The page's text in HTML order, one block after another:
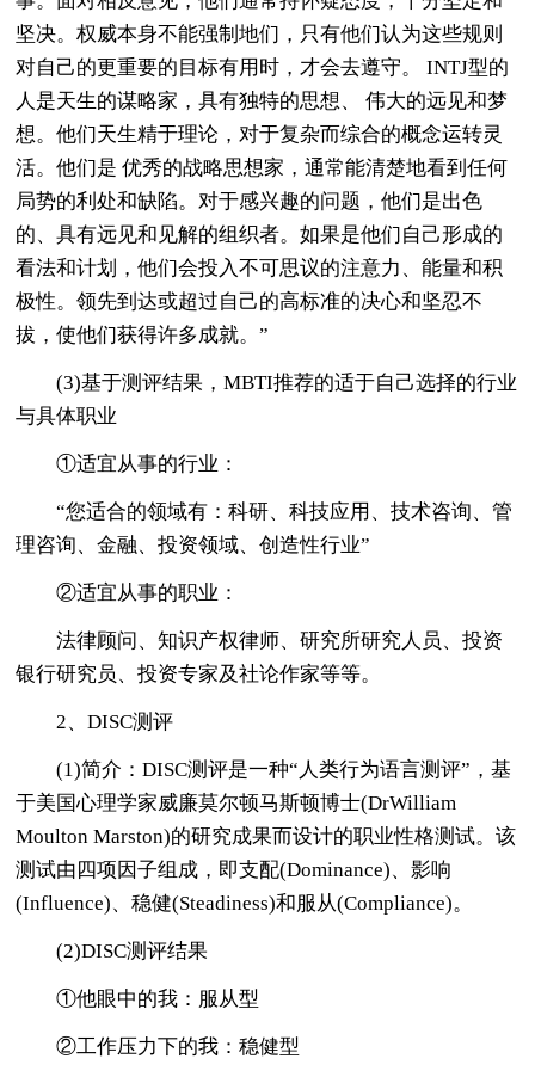
坚决。权威本身不能强制地们，只有他们认为这些规则
对自己的更重要的目标有用时，才会去遵守。 INTJ型的
人是天生的谋略家，具有独特的思想、 伟大的远见和梦
想。他们天生精于理论，对于复杂而综合的概念运转灵
活。他们是 优秀的战略思想家，通常能清楚地看到任何
局势的利处和缺陷。对于感兴趣的问题，他们是出色
的、具有远见和见解的组织者。如果是他们自己形成的
看法和计划，他们会投入不可思议的注意力、能量和积
极性。领先到达或超过自己的高标准的决心和坚忍不
拔，使他们获得许多成就。”
(3)基于测评结果，MBTI推荐的适于自己选择的行业
与具体职业
①适宜从事的行业：
“您适合的领域有：科研、科技应用、技术咨询、管
理咨询、金融、投资领域、创造性行业”
②适宜从事的职业：
法律顾问、知识产权律师、研究所研究人员、投资
银行研究员、投资专家及社论作家等等。
2、DISC测评
(1)简介：DISC测评是一种“人类行为语言测评”，基
于美国心理学家威廉莫尔顿马斯顿博士(DrWilliam
Moulton Marston)的研究成果而设计的职业性格测试。该
测试由四项因子组成，即支配(Dominance)、影响
(Influence)、稳健(Steadiness)和服从(Compliance)。
(2)DISC测评结果
①他眼中的我：服从型
②工作压力下的我：稳健型